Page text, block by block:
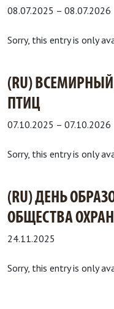
08.07.2025 – 08.07.2026
Sorry, this entry is only
(RU)
ПТИЦ
07.10.2025 – 07.10.2026
Sorry, this entry is only
(RU) ДЕНЬ
ОБЩЕСТВА
24.11.2025
Sorry, this entry is only